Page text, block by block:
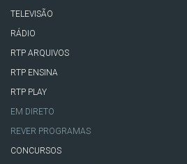
TELEVISÃO
RÁDIO
RTP ARQUIVOS
RTP ENSINA
RTP PLAY
EM DIRETO
REVER PROGRAMAS
CONCURSOS